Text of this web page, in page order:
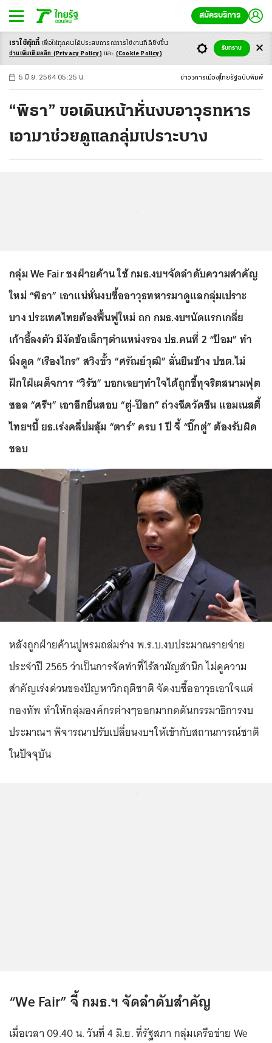
สมัครบริการ
-ก ก ก+
5 มิ.ย. 2564 05:25 น. ข่าว การเมือง ไทยรัฐฉบับพิมพ์
“พิธา” ขอเดินหน้าหั่นงบอาวุธทหาร
เอามาช่วยดูแลกลุ่มเปราะบาง
กลุ่ม We Fair ชงฝ่ายค้าน ใช้ กมธ.งบฯจัดลำดับความสำคัญ
ใหม่ “พิธา” เอาแน่หั่นงบซื้ออาวุธทหารมาดูแลกลุ่มเปราะ
บาง ประเทศไทยต้องฟื้นฟูใหม่ ถก กมธ.งบฯนัดแรกเกลี่ย
เก้าอี้ลงตัว มีงัดข้อเล็กๆตำแหน่งรอง ปธ.คนที่ 2 “ป้อม” ทำ
นิ่งดูด “เรืองไกร” สวิงขั้ว “ศรัณย์วุฒิ” ลั่นยืนข้าง ปชต.ไม่
ฝักใฝ่เผด็จการ “วิรัช” บอกเฉยๆทำใจได้ถูกชี้ทุจริตสนามฟุต
ซอล “ศรีฯ” เอาอีกยื่นสอบ “ตู่-ป๊อก” ถ่วงฉีดวัคซีน แอมเนสตี้
ไทยฯบี้ ยธ.เร่งคลี่ปมอุ้ม “ตาร์” ครบ 1 ปี จี้ “บิ๊กตู่” ต้องรับผิด
ชอบ
หลังถูกฝ่ายค้านปูพรมถล่มร่าง พ.ร.บ.งบประมาณรายจ่าย
ประจำปี 2565 ว่าเป็นการจัดทำที่ไร้สามัญสำนึก ไม่ดูความ
สำคัญเร่งด่วนของปัญหาวิกฤติชาติ จัดงบซื้ออาวุธเอาใจแต่
กองทัพ ทำให้กลุ่มองค์กรต่างๆออกมากดดันกรรมาธิการงบ
ประมาณฯ พิจารณาปรับเปลี่ยนงบฯให้เข้ากับสถานการณ์ชาติ
ในปัจจุบัน
“We Fair” จี้ กมธ.ฯ จัดลำดับสำคัญ
เมื่อเวลา 09.40 น. วันที่ 4 มิ.ย. ที่รัฐสภา กลุ่มเครือข่าย We
เราใช้คุ้กกี้ เพื่อให้ทุกคนได้ประสบการณ์การใช้งานที่ดียิ่งขึ้น
อ่านเพิ่มเติมคลิก (Privacy Policy) และ (Cookie Policy)
รับทราบ